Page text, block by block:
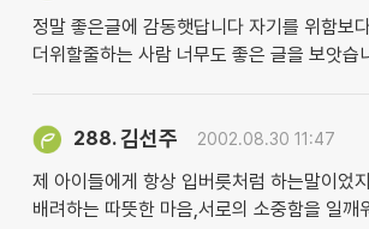
정말 좋은글에 감동햇답니다 자기를 위함보
더위할줄하는 사람 너무도 좋은 글을 보앗습
288.김선주 2002.08.30 11:47
제 아이들에게 항상 입버릇처럼 하는말이었
배려하는 따뜻한 마음,서로의 소중함을 일깨